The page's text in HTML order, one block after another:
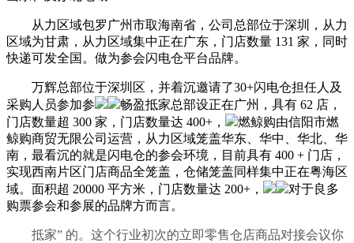
从力区域包罗广州市取海南省，公司总部位于深圳，从力
区域为甘肃，从力区域集中正在广东，门店数量 131 家，同时
快递可发全国。做为参会闪电仓平台品牌。
万辉总部位于深圳区，并着沉邀请了30+闪电仓担任人及
采购人员参加参
畅盈抵家总部设正在广州，具有 62 店，
门店数量超 300 家，门店数量达 400+，
燃鲸购由信阳市燃
鲸购商贸无限公司运营，从力区域笼盖华东、华中、华北、华
南，最看沉的就是闪电仓的参会环境，目前具有 400 + 门店，
实现西南片区门店商品全笼盖，仓储笼盖同样集中正在粤海区
域。面积超 20000 平方米，门店数量达 200+，
对于良多
购票参会和参展的品牌方而言。
抵家” 的。这个行业初次的立即零售仓店商品对接会议你